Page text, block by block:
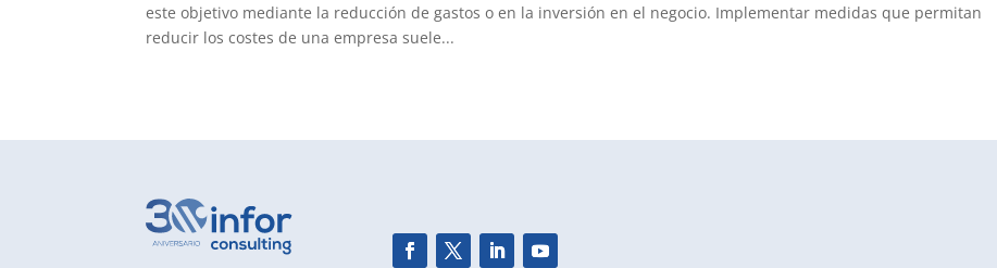
este objetivo mediante la reducción de gastos o en la inversión en el negocio. Implementar medidas que permitan
reducir los costes de una empresa suele...